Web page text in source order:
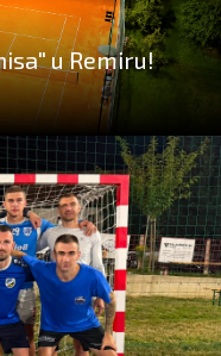
u Remiru!